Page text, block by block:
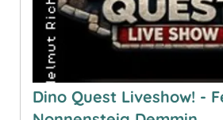
Dino Quest Liveshow! -